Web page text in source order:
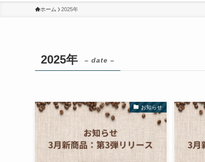
ホーム 2025年
2025年 – date –
お知らせ